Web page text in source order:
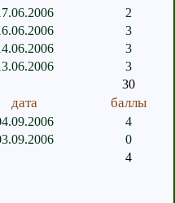
2
3
3
3
30
дата баллы
4
0
4